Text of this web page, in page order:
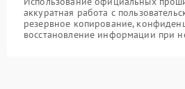
аккуратная работа с
резервное копирование,
восстановление информации при